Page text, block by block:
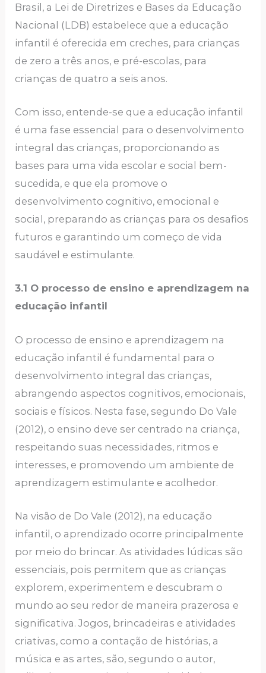
Brasil, a Lei de Diretrizes e Bases da Educação
Nacional (LDB) estabelece que a educação
infantil é oferecida em creches, para crianças
de zero a três anos, e pré-escolas, para
crianças de quatro a seis anos.
Com isso, entende-se que a educação infantil
é uma fase essencial para o desenvolvimento
integral das crianças, proporcionando as
bases para uma vida escolar e social bem-
sucedida, e que ela promove o
desenvolvimento cognitivo, emocional e
social, preparando as crianças para os desafios
futuros e garantindo um começo de vida
saudável e estimulante.
3.1 O processo de ensino e aprendizagem na
educação infantil
O processo de ensino e aprendizagem na
educação infantil é fundamental para o
desenvolvimento integral das crianças,
abrangendo aspectos cognitivos, emocionais,
sociais e físicos. Nesta fase, segundo Do Vale
(2012), o ensino deve ser centrado na criança,
respeitando suas necessidades, ritmos e
interesses, e promovendo um ambiente de
aprendizagem estimulante e acolhedor.
Na visão de Do Vale (2012), na educação
infantil, o aprendizado ocorre principalmente
por meio do brincar. As atividades lúdicas são
essenciais, pois permitem que as crianças
explorem, experimentem e descubram o
mundo ao seu redor de maneira prazerosa e
significativa. Jogos, brincadeiras e atividades
criativas, como a contação de histórias, a
música e as artes, são, segundo o autor,